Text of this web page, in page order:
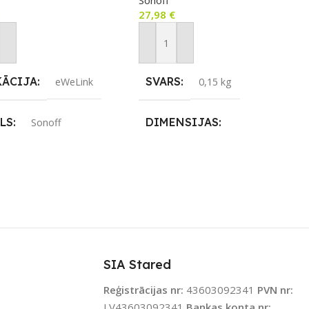
Grozam
eWeLink
Sonoff
27,98 €
Pievienot Grozam
SVARS 0,15 kg
DIMENSIJAS
SIA Stared
Reģistrācijas nr: 43603092341 PVN nr: